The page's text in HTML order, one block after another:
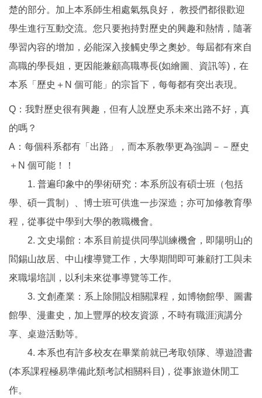
楚的部分。加上本系師生相處氣氛良好， 教授們都很歡迎
學生進行互動交流。您只要抱持對歷史的興趣和熱情，隨著
學習內容的增加，必能深入接觸史學之奧妙。每屆都有來自
高職的學長姐，更因能兼顧高職專長(如繪圖、資訊等)，在
本系「歷史＋N 個可能」的宗旨下，每每都有突出表現。
Q：我對歷史很有興趣，但有人說歷史系未來出路不好，真
的嗎？
A：每個科系都有「出路」，而本系教學更為強調－－歷史
＋N 個可能！！
1. 普遍印象中的學術研究：本系所設有碩士班（包括
學、碩一貫制）、博士班可供進一步深造；亦可加修教育學
程，從事從中學到大學的教職機會。
2. 文史場館：本系目前提供同學訓練機會，即陽明山的
閻錫山故居、中山樓導覽工作，大學期間即可兼顧打工與未
來職場培訓，以利未來從事導覽等工作。
3. 文創產業：系上除開設相關課程，如博物館學、圖書
館學、漫畫史，加上豐厚的校友資源，不時有職涯演講分
享、桌遊活動等。
4. 本系也有許多校友在畢業前就已考取領隊、導遊證書
(本系課程極易準備此類考試相關科目)，從事旅遊休閒工
作。